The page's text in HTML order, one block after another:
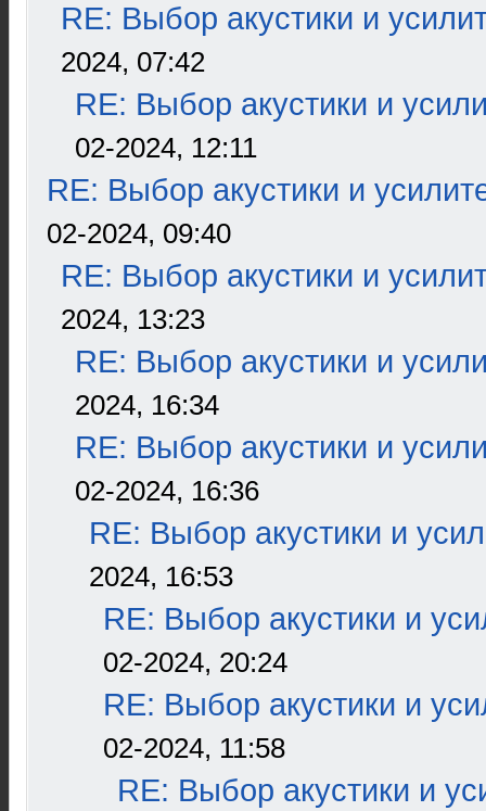
RE: Выбор акустики и
2024, 07:42
RE: Выбор акустики и
02-2024, 12:11
RE: Выбор акустики и
02-2024, 09:40
RE: Выбор акустики и
2024, 13:23
RE: Выбор акустики и
2024, 16:34
RE: Выбор акустики и
02-2024, 16:36
RE: Выбор акустики и
2024, 16:53
RE: Выбор акустики и
02-2024, 20:24
RE: Выбор акустики и
02-2024, 11:58
RE: Выбор акустики и